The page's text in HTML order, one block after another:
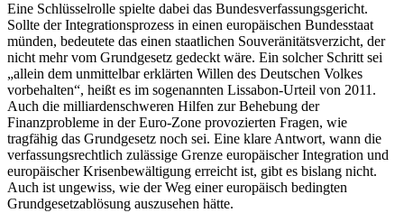
Eine Schlüsselrolle spielte dabei das Bundesverfassungsgericht.
Sollte der Integrationsprozess in einen europäischen Bundesstaat
münden, bedeutete das einen staatlichen Souveränitätsverzicht, der
nicht mehr vom Grundgesetz gedeckt wäre. Ein solcher Schritt sei
„allein dem unmittelbar erklärten Willen des Deutschen Volkes
vorbehalten“, heißt es im sogenannten Lissabon-Urteil von 2011.
Auch die milliardenschweren Hilfen zur Behebung der
Finanzprobleme in der Euro-Zone provozierten Fragen, wie
tragfähig das Grundgesetz noch sei. Eine klare Antwort, wann die
verfassungsrechtlich zulässige Grenze europäischer Integration und
europäischer Krisenbewältigung erreicht ist, gibt es bislang nicht.
Auch ist ungewiss, wie der Weg einer europäisch bedingten
Grundgesetzablösung auszusehen hätte.